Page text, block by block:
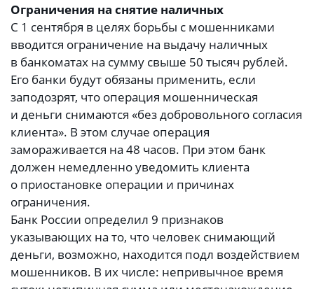
Ограничения на снятие наличных
С 1 сентября в целях борьбы с мошенниками
вводится ограничение на выдачу наличных
в банкоматах на сумму свыше 50 тысяч рублей.
Его банки будут обязаны применить, если
заподозрят, что операция мошенническая
и деньги снимаются «без добровольного согласия
клиента». В этом случае операция
замораживается на 48 часов. При этом банк
должен немедленно уведомить клиента
о приостановке операции и причинах
ограничения.
Банк России определил 9 признаков
указывающих на то, что человек снимающий
деньги, возможно, находится подл воздействием
мошенников. В их числе: непривычное время